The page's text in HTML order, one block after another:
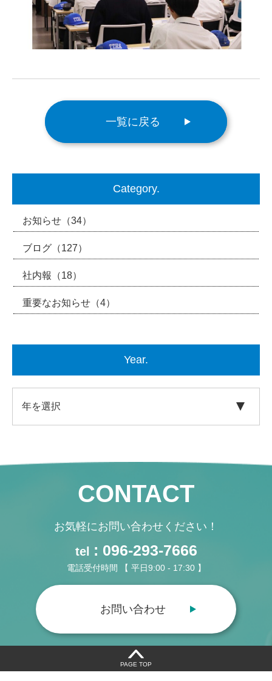
一覧に戻る
Category.
お知らせ （34）
ブログ （127）
社内報 （18）
重要なお知らせ （4）
Year.
CONTACT
お気軽にお問い合わせください！
tel : 096-293-7666
電話受付時間 【 平日9:00 - 17:30 】
お問い合わせ
PAGE TOP